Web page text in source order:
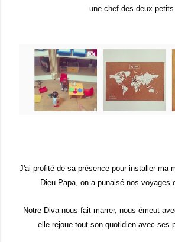
une chef des deux petits.
J'ai profité de sa présence pour installer ma
Dieu Papa, on a punaisé nos voyages
Notre Diva nous fait marrer, nous émeut
elle rejoue tout son quotidien avec ses